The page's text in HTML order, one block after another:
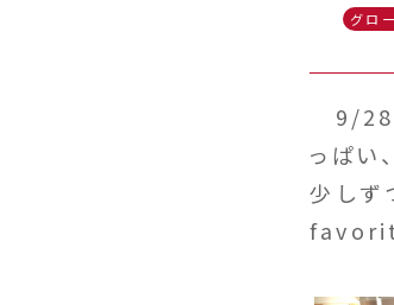
グロ
9/28(
っぱい
少し